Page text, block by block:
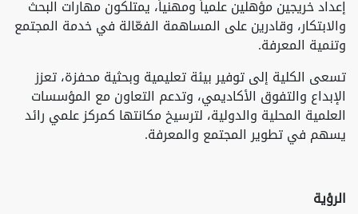
إعداد خريجين مؤهلين علمياً ومهنياً، يمتلكون مهارات البحث
والابتكار، وقادرين على المساهمة الفعّالة في خدمة المجتمع
وتنمية المعرفة.
تسعى الكلية إلى توفير بيئة تعليمية وبحثية محفزة، تعزز
الإبداع والتفوق الأكاديمي، وتدعم التعاون مع المؤسسات
العلمية المحلية والدولية، لترسيخ مكانتها كمركز علمي رائد
يسهم في تطوير المجتمع والمعرفة.
الرؤية